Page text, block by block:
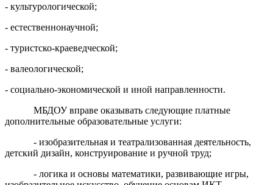
- культурологической;
- естественнонаучной;
- туристско-краеведческой;
- валеологической;
- социально-экономической и иной направленности.
МБДОУ вправе оказывать следующие платные
дополнительные образовательные услуги:
- изобразительная и театрализованная деятельность,
детский дизайн, конструирование и ручной труд;
- логика и основы математики, развивающие игры,